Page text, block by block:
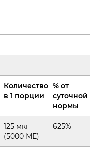
Количество
в 1 порции
% от
суточной
нормы
125 мкг
(5000 МЕ)
625%